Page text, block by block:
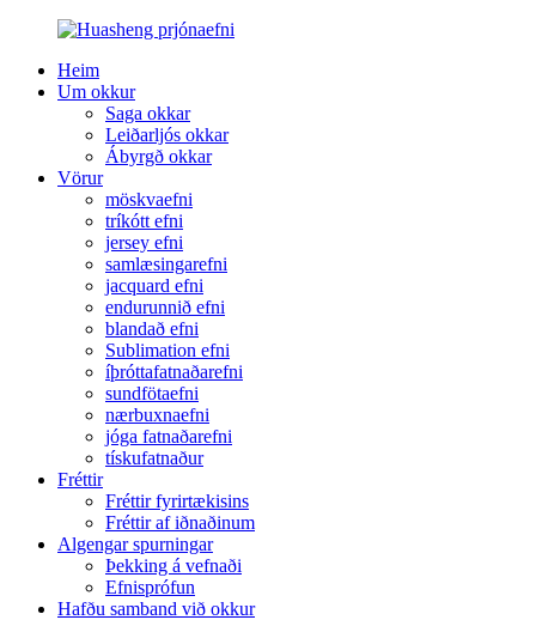
Heim
Um okkur
Saga okkar
Leiðarljós okkar
Ábyrgð okkar
Vörur
möskvaefni
tríkótt efni
jersey efni
samlæsingarefni
jacquard efni
endurunnið efni
blandað efni
Sublimation efni
íþróttafatnaðarefni
sundfötaefni
nærbuxnaefni
jóga fatnaðarefni
tískufatnaður
Fréttir
Fréttir fyrirtækisins
Fréttir af iðnaðinum
Algengar spurningar
Þekking á vefnaði
Efnisprófun
Hafðu samband við okkur